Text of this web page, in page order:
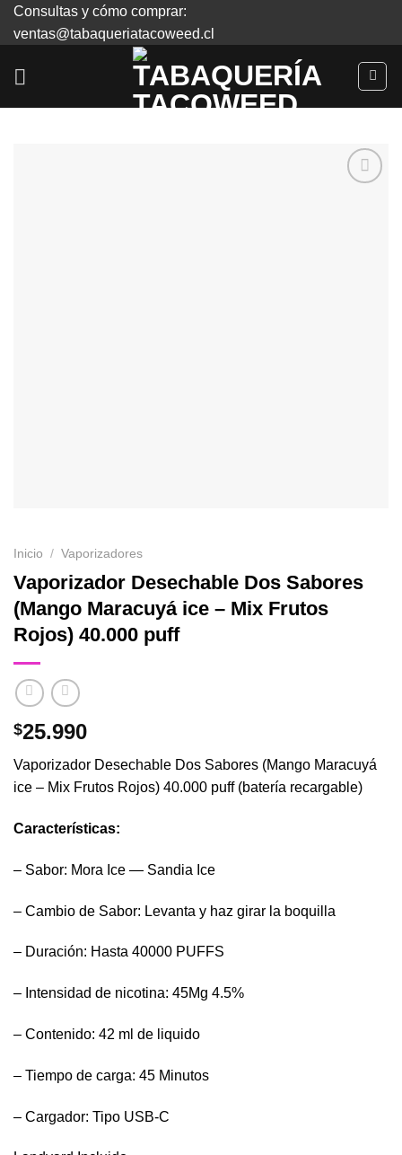
SkipConsultas y cómo comprar:
ventas@tabaqueriatacoweed.cl
Inicio / Vaporizadores
Vaporizador Desechable Dos Sabores
(Mango Maracuyá ice – Mix Frutos
Rojos) 40.000 puff
$25.990
Vaporizador Desechable Dos Sabores (Mango Maracuyá
ice – Mix Frutos Rojos) 40.000 puff (batería recargable)
Características:
– Sabor: Mora Ice — Sandia Ice
– Cambio de Sabor: Levanta y haz girar la boquilla
– Duración: Hasta 40000 PUFFS
– Intensidad de nicotina: 45Mg 4.5%
– Contenido: 42 ml de liquido
– Tiempo de carga: 45 Minutos
– Cargador: Tipo USB-C